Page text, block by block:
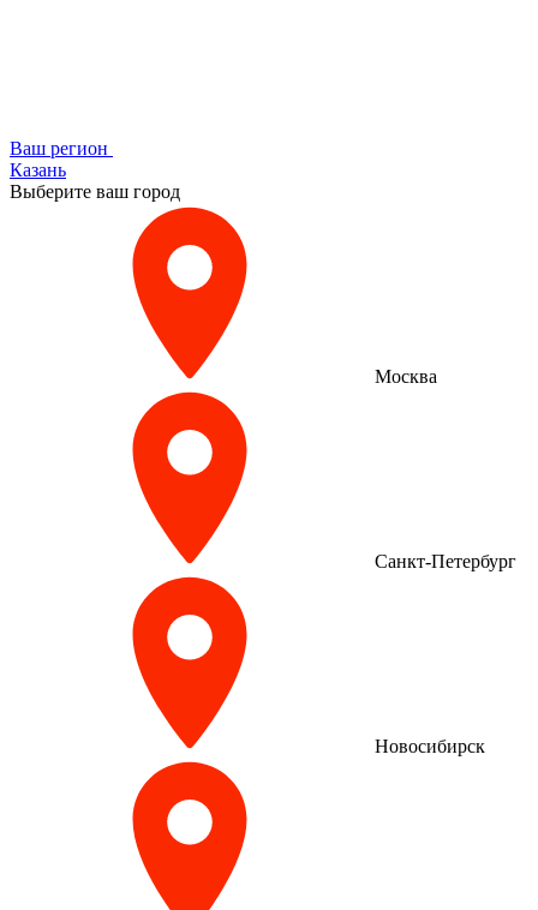
Ваш регион
Казань
Выберите ваш город
Москва
Санкт-Петербург
Новосибирск